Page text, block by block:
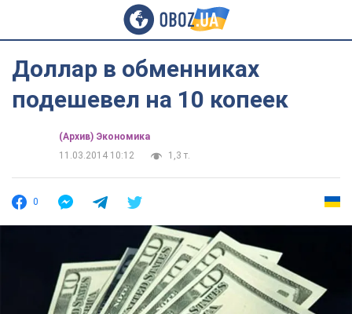
Доллар в обменниках
подешевел на 10 копеек
(Архив) Экономика
11.03.2014 10:12
1,3 т.
0